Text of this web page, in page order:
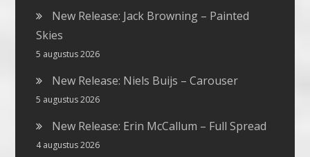
New Release: Jack Browning – Painted
Skies
5 augustus 2026
New Release: Niels Buijs – Carouser
5 augustus 2026
New Release: Erin McCallum – Full Spread
4 augustus 2026